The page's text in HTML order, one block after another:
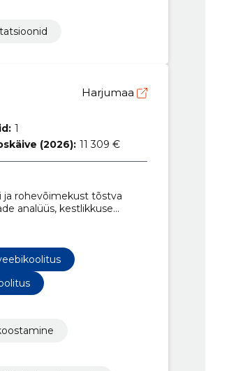
Harjumaa
1
(2026): 11 309 €
ja rohevõimekust tõstva
analüüs, kestlikkuse
rahastamise hankimise abi,
võimekuse teekaardi